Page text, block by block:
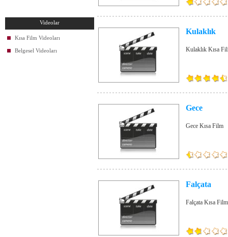
Videolar
Kısa Film Videoları
Belgesel Videoları
Kulaklık
Kulaklık Kısa
Gece
Gece Kısa Film
Falçata
Falçata Kısa Film